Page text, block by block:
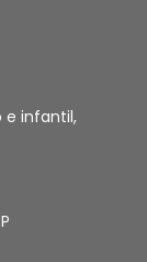
e infantil,